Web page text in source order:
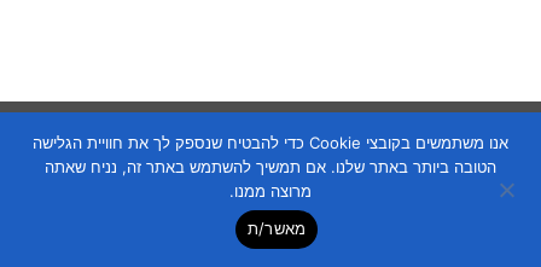
אנו משתמשים בקובצי Cookie כדי להבטיח שנספק לך את חוויית הגלישה
הטובה ביותר באתר שלנו. אם תמשיך להשתמש באתר זה, נניח שאתה
מרוצה ממנו.
מאשר/ת